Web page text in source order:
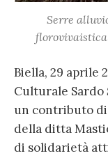
Serre
Biella, 29 aprile
Culturale Sardo
un contributo di
della ditta
di solidarietà